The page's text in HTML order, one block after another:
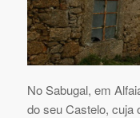
No Sabugal, em
do seu Castelo, cuja